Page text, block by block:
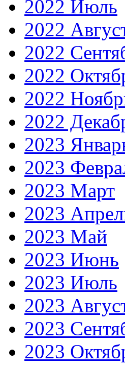
2022 Июль
2022
2022
2022
2022
2022
2023
2023
2023 Март
2023
2023 Май
2023 Июнь
2023 Июль
2023
2023
2023